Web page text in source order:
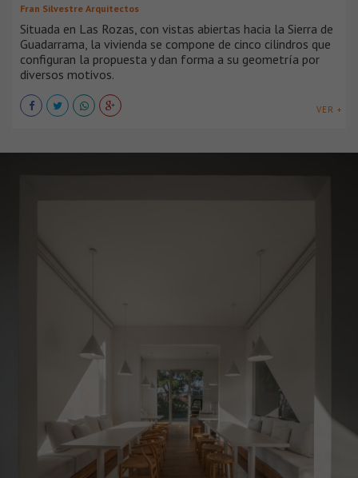
Fran Silvestre Arquitectos
Situada en Las Rozas, con vistas abiertas hacia la Sierra de
Guadarrama, la vivienda se compone de cinco cilindros que
configuran la propuesta y dan forma a su geometría por
diversos motivos.
VER +